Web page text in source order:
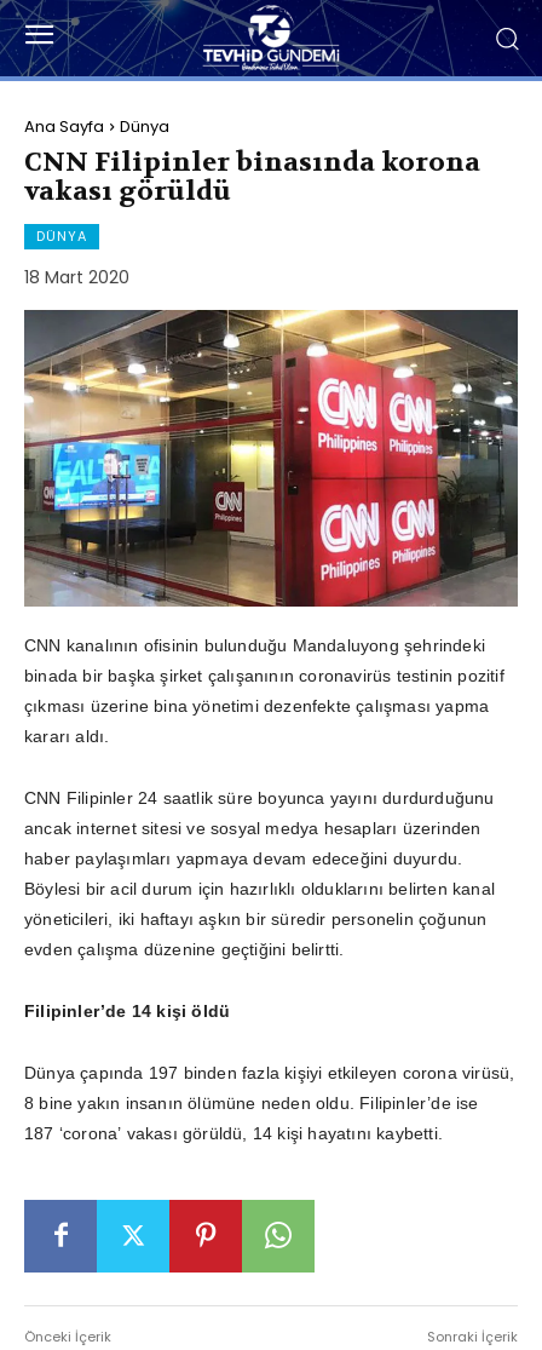
Ana Sayfa Dünya
CNN Filipinler binasında korona
vakası görüldü
DÜNYA
18 Mart 2020
CNN kanalının ofisinin bulunduğu Mandaluyong şehrindeki
binada bir başka şirket çalışanının coronavirüs testinin pozitif
çıkması üzerine bina yönetimi dezenfekte çalışması yapma
kararı aldı.
CNN Filipinler 24 saatlik süre boyunca yayını durdurduğunu
ancak internet sitesi ve sosyal medya hesapları üzerinden
haber paylaşımları yapmaya devam edeceğini duyurdu.
Böylesi bir acil durum için hazırlıklı olduklarını belirten kanal
yöneticileri, iki haftayı aşkın bir süredir personelin çoğunun
evden çalışma düzenine geçtiğini belirtti.
Filipinler’de 14 kişi öldü
Dünya çapında 197 binden fazla kişiyi etkileyen corona virüsü,
8 bine yakın insanın ölümüne neden oldu. Filipinler’de ise
187 ‘corona’ vakası görüldü, 14 kişi hayatını kaybetti.
Önceki İçerik Sonraki İçerik